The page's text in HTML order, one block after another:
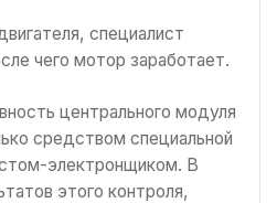
специалист
чего мотор заработает.
центрального модуля
средством специальной
электронщиком. В
этого контроля,